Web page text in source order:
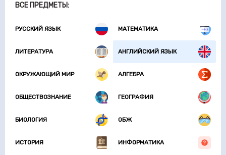
ВСЕ ПРЕДМЕТЫ:
РУССКИЙ ЯЗЫК МАТЕМАТИКА
ЛИТЕРАТУРА АНГЛИЙСКИЙ ЯЗЫК
ОКРУЖАЮЩИЙ МИР АЛГЕБРА
ОБЩЕСТВОЗНАНИЕ ГЕОГРАФИЯ
БИОЛОГИЯ ОБЖ
ИСТОРИЯ ИНФОРМАТИКА